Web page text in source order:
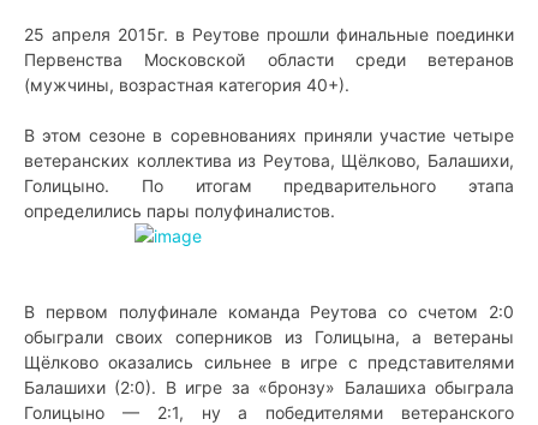
25 апреля 2015г. в Реутове прошли финальные поединки
Первенства Московской области среди ветеранов
(мужчины, возрастная категория 40+).
В этом сезоне в соревнованиях приняли участие четыре
ветеранских коллектива из Реутова, Щёлково, Балашихи,
Голицыно. По итогам предварительного этапа
определились пары полуфиналистов.
В первом полуфинале команда Реутова со счетом 2:0
обыграли своих соперников из Голицына, а ветераны
Щёлково оказались сильнее в игре с представителями
Балашихи (2:0). В игре за «бронзу» Балашиха обыграла
Голицыно — 2:1, ну а победителями ветеранского